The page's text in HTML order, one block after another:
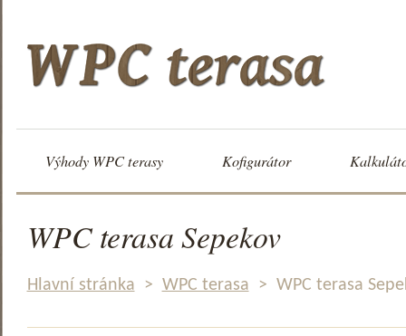
Výhody WPC terasy Kofigurátor
WPC terasa Sepekov
Hlavní stránka > WPC terasa > WPC terasa